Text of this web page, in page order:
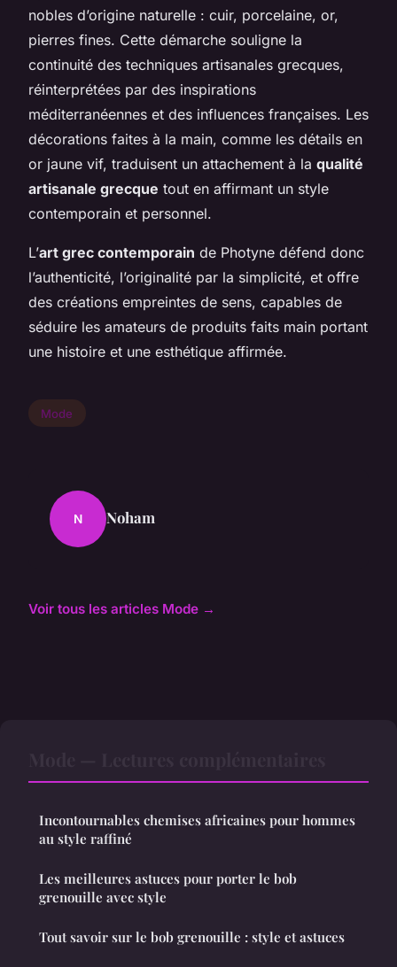
nobles d’origine naturelle : cuir, porcelaine, or,
pierres fines. Cette démarche souligne la
continuité des techniques artisanales grecques,
réinterprétées par des inspirations
méditerranéennes et des influences françaises. Les
décorations faites à la main, comme les détails en
or jaune vif, traduisent un attachement à la qualité
artisanale grecque tout en affirmant un style
contemporain et personnel.
L’art grec contemporain de Photyne défend donc
l’authenticité, l’originalité par la simplicité, et offre
des créations empreintes de sens, capables de
séduire les amateurs de produits faits main portant
une histoire et une esthétique affirmée.
Mode
N Noham
Voir tous les articles Mode →
Incontournables chemises africaines pour hommes
au style raffiné
Les meilleures astuces pour porter le bob
grenouille avec style
Tout savoir sur le bob grenouille : style et astuces